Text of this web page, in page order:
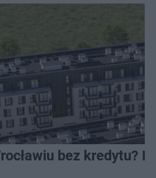
bez kredytu?